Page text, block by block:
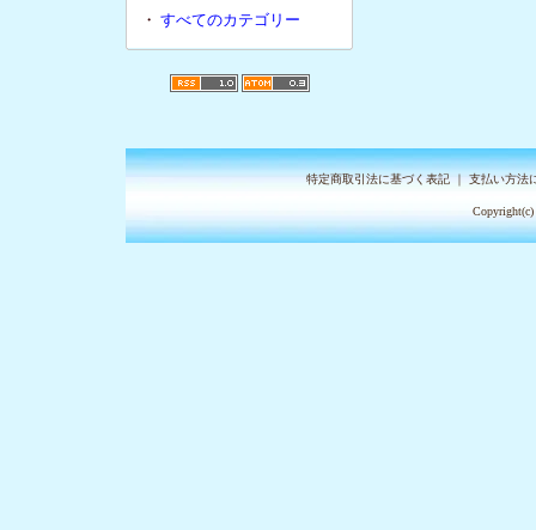
・ すべてのカテゴリー
特定商取引法に基づく表記｜支払い方法